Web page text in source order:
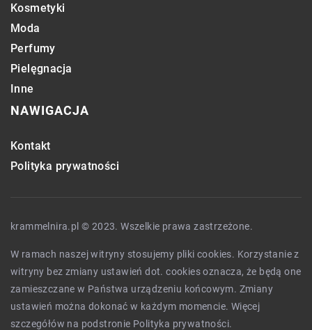
Kosmetyki
Moda
Perfumy
Pielęgnacja
Inne
NAWIGACJA
Kontakt
Polityka prywatności
krammelnira.pl © 2023. Wszelkie prawa zastrzeżone.
W ramach naszej witryny stosujemy pliki cookies. Korzystanie z
witryny bez zmiany ustawień dot. cookies oznacza, że będą one
zamieszczane w Państwa urządzeniu końcowym. Zmiany
ustawień można dokonać w każdym momencie. Więcej
szczegółów na podstronie Polityka prywatności.